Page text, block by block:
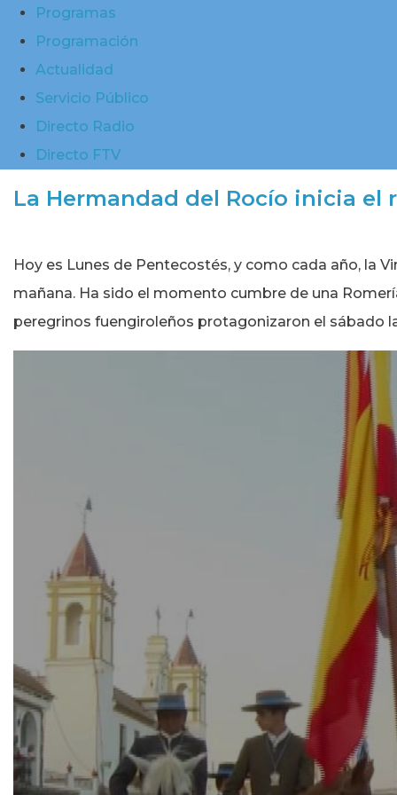
Programas
Programación
Actualidad
Servicio Público
Directo Radio
Directo FTV
La Hermandad del Rocío inicia
Hoy es Lunes de Pentecostés, y como cada año, la
mañana. Ha sido el momento cumbre de una
peregrinos fuengiroleños protagonizaron el sábado